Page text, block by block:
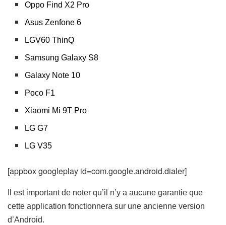
Oppo Find X2 Pro
Asus Zenfone 6
LGV60 ThinQ
Samsung Galaxy S8
Galaxy Note 10
Poco F1
Xiaomi Mi 9T Pro
LG G7
LG V35
[appbox googleplay id=com.google.android.dialer]
Il est important de noter qu’il n’y a aucune garantie que
cette application fonctionnera sur une ancienne version
d’Android.